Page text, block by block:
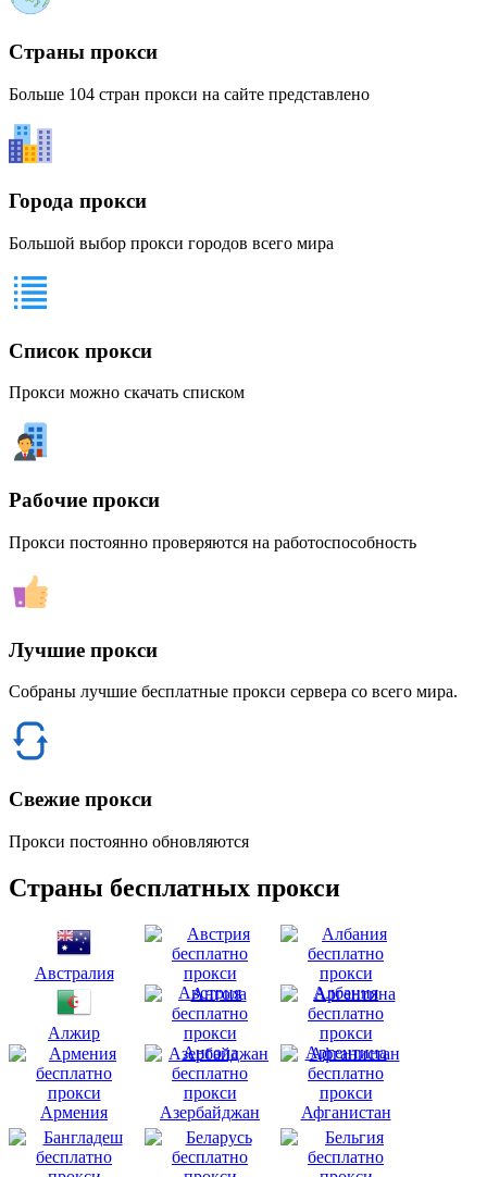
Страны прокси
Больше 104 стран прокси на сайте представлено
Города прокси
Большой выбор прокси городов всего мира
Список прокси
Прокси можно скачать списком
Рабочие прокси
Прокси постоянно проверяются на работоспособность
Лучшие прокси
Собраны лучшие бесплатные прокси сервера со всего мира.
Свежие прокси
Прокси постоянно обновляются
Страны бесплатных прокси
Австралия
Австрия
Албания
Алжир
Ангола
Аргентина
Армения Азербайджан Афганистан